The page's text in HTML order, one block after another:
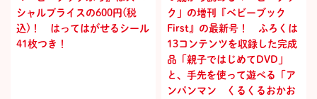
シャルプライスの600円(税
込)！ はってはがせるシール
41枚つき！
ク」の増刊『ベビーブック
First』の最新号！ ふろくは
13コンテンツを収録した完成
品「親子ではじめてDVD」
と、手先を使って遊べる「ア
ンパンマン くるくるおかお